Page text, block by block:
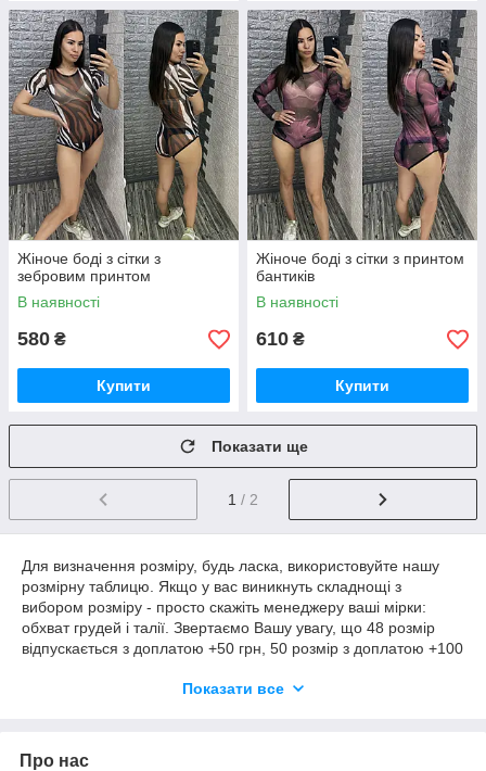
Жіноче боді з сітки з
зебровим принтом
В наявності
580 ₴
Купити
Жіноче боді з сітки з принтом
бантиків
В наявності
610 ₴
Купити
Показати ще
1 / 2
Для визначення розміру, будь ласка, використовуйте нашу
розмірну таблицю. Якщо у вас виникнуть складнощі з
вибором розміру - просто скажіть менеджеру ваші мірки:
обхват грудей і талії. Звертаємо Вашу увагу, що 48 розмір
відпускається з доплатою +50 грн, 50 розмір з доплатою +100
Показати все
Про нас